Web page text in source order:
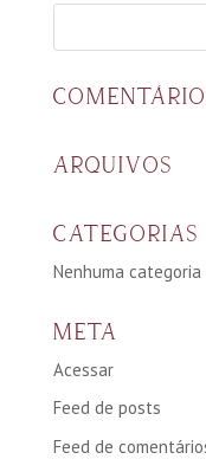
ARQUIVOS
CATEGORIAS
Nenhuma categoria
META
Acessar
Feed de posts
Feed de